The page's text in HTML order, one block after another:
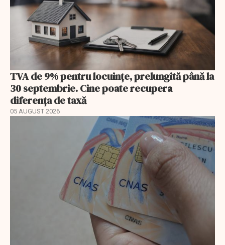
TVA de 9% pentru locuințe, prelungită până la
30 septembrie. Cine poate recupera
diferența de taxă
05 AUGUST 2026